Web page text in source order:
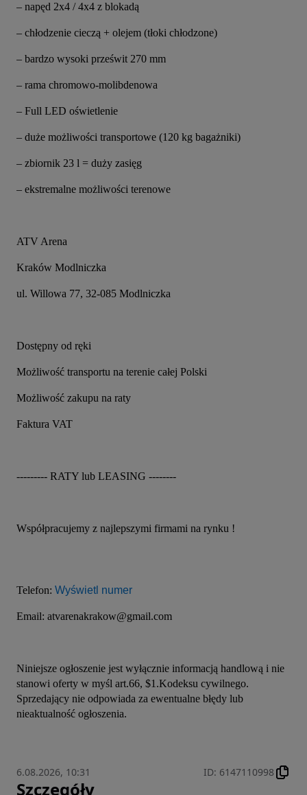
– napęd 2x4 / 4x4 z blokadą
– chłodzenie cieczą + olejem (tłoki chłodzone)
– bardzo wysoki prześwit 270 mm
– rama chromowo-molibdenowa
– Full LED oświetlenie
– duże możliwości transportowe (120 kg bagażniki)
– zbiornik 23 l = duży zasięg
– ekstremalne możliwości terenowe
ATV Arena
Kraków Modlniczka
ul. Willowa 77, 32-085 Modlniczka
Dostępny od ręki
Możliwość transportu na terenie całej Polski
Możliwość zakupu na raty
Faktura VAT
--------- RATY lub LEASING --------
Współpracujemy z najlepszymi firmami na rynku !
Telefon: Wyświetl numer
Email: atvarenakrakow@gmail.com
Niniejsze ogłoszenie jest wyłącznie informacją handlową i nie
stanowi oferty w myśl art.66, $1.Kodeksu cywilnego.
Sprzedający nie odpowiada za ewentualne błędy lub
nieaktualność ogłoszenia.
6.08.2026, 10:31 ID: 6147110998
Szczegóły